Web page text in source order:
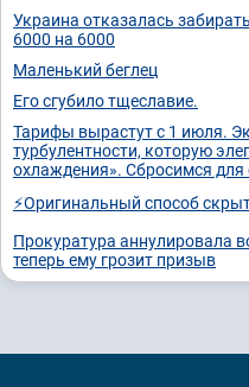
Украина отказалась
6000 на 6000
Маленький беглец
Его сгубило тщеславие.
Тарифы вырастут с 1 июля.
турбулентности, которую
охлаждения». Сбросимся для
⚡Оригинальный способ
Прокуратура аннулировала
теперь ему грозит призыв